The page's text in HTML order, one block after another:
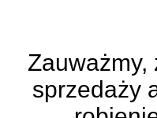
Zauważmy,
sprzedaży